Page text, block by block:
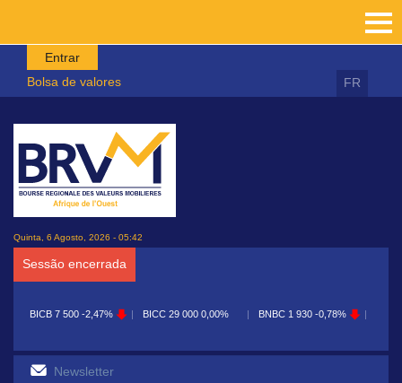
Passar para o conteúdo principal
Entrar
Bolsa de valores
FR
Quinta, 6 Agosto, 2026 - 05:42
Sessão encerrada
BICB 7 500 -2,47% BICC 29 000 0,00% BNBC 1 930 -0,78%